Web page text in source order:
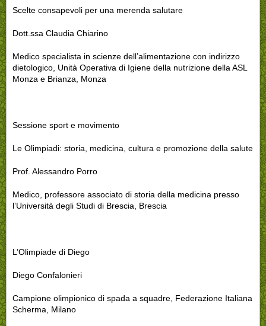
Scelte consapevoli per una merenda salutare
Dott.ssa Claudia Chiarino
Medico specialista in scienze dell’alimentazione con indirizzo
dietologico, Unità Operativa di Igiene della nutrizione della ASL
Monza e Brianza, Monza
Sessione sport e movimento
Le Olimpiadi: storia, medicina, cultura e promozione della salute
Prof. Alessandro Porro
Medico, professore associato di storia della medicina presso
l’Università degli Studi di Brescia, Brescia
L’Olimpiade di Diego
Diego Confalonieri
Campione olimpionico di spada a squadre, Federazione Italiana
Scherma, Milano